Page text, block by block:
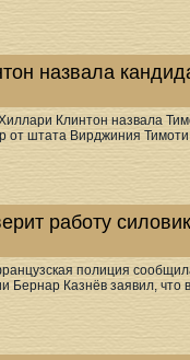
назвала
Клинтон назвала
от штата Вирджиния
работу
полиция
Бернар Казнёв заявил, что